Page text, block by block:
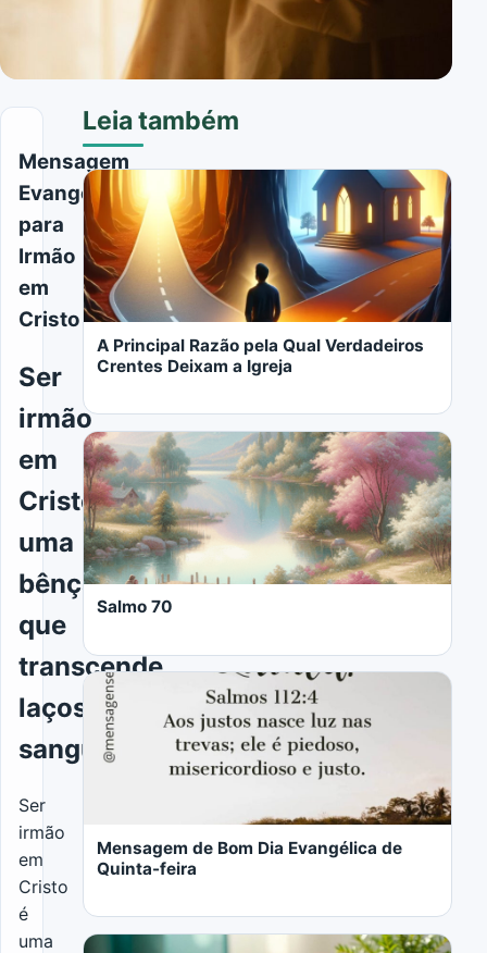
Mensagem
Evangélica
para
Irmão
em
Cristo
Ser
irmão
em
Cristo:
uma
bênção
que
transcende
laços
sanguíneos
Ser
irmão
em
Cristo
é
uma
Leia também
A Principal Razão pela Qual Verdadeiros
Crentes Deixam a Igreja
LER MAIS
Salmo 70
Mensagem de Bom Dia Evangélica de
Quinta-feira